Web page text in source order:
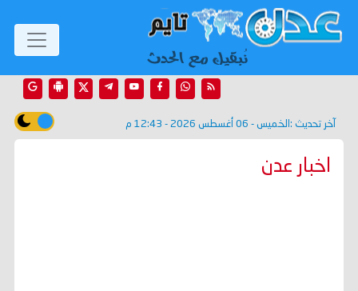
آخر تحديث : الخميس - 06 أغسطس 2026 - 12:43 م
اخبار عدن